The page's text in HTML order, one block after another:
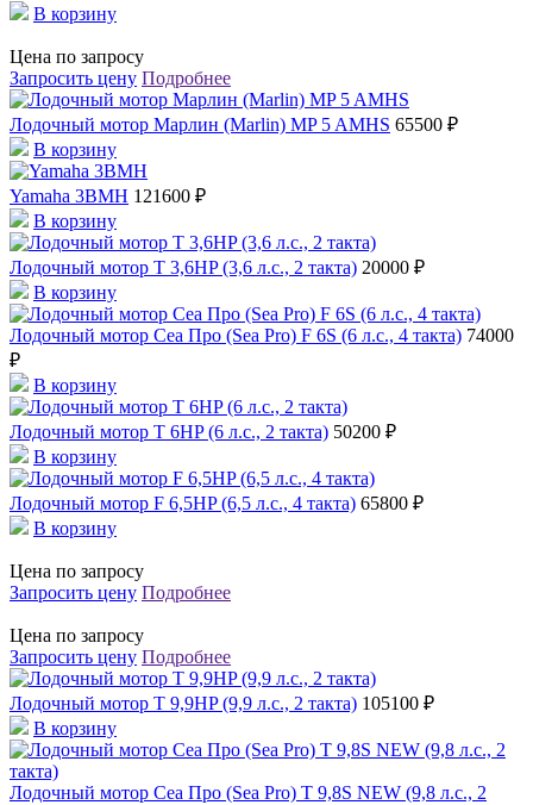
В корзину
Цена по запросу
Запросить цену Подробнее
Лодочный мотор Марлин (Marlin) MP 5 AMHS 65500 ₽
В корзину
Yamaha 3BMH 121600 ₽
В корзину
Лодочный мотор T 3,6HP (3,6 л.с., 2 такта) 20000 ₽
В корзину
Лодочный мотор Сеа Про (Sea Pro) F 6S (6 л.с., 4 такта) 74000
₽
В корзину
Лодочный мотор T 6HP (6 л.с., 2 такта) 50200 ₽
В корзину
Лодочный мотор F 6,5HP (6,5 л.с., 4 такта) 65800 ₽
В корзину
Цена по запросу
Запросить цену Подробнее
Цена по запросу
Запросить цену Подробнее
Лодочный мотор T 9,9HP (9,9 л.с., 2 такта) 105100 ₽
В корзину
Лодочный мотор Сеа Про (Sea Pro) Т 9,8S NEW (9,8 л.с., 2